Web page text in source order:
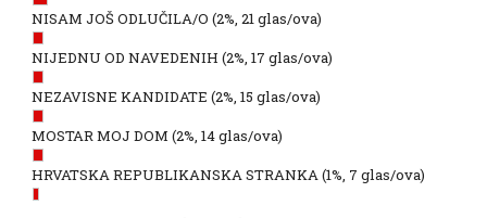
NISAM JOŠ ODLUČILA/O (2%, 21 glas/ova)
NIJEDNU OD NAVEDENIH (2%, 17 glas/ova)
NEZAVISNE KANDIDATE (2%, 15 glas/ova)
MOSTAR MOJ DOM (2%, 14 glas/ova)
HRVATSKA REPUBLIKANSKA STRANKA(1%, 7 glas/ova)